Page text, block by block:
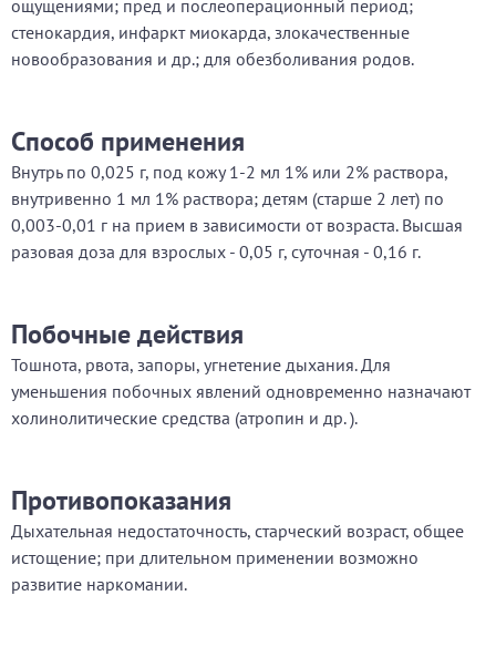
ощущениями; пред и послеоперационный период;
стенокардия, инфаркт миокарда, злокачественные
новообразования и др.; для обезболивания родов.
Способ применения
Внутрь по 0,025 г, под кожу 1-2 мл 1% или 2% раствора,
внутривенно 1 мл 1% раствора; детям (старше 2 лет) по
0,003-0,01 г на прием в зависимости от возраста. Высшая
разовая доза для взрослых - 0,05 г, суточная - 0,16 г.
Побочные действия
Тошнота, рвота, запоры, угнетение дыхания. Для
уменьшения побочных явлений одновременно назначают
холинолитические средства (атропин и др. ).
Противопоказания
Дыхательная недостаточность, старческий возраст, общее
истощение; при длительном применении возможно
развитие наркомании.